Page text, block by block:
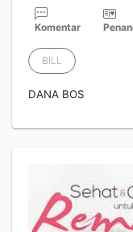
Komentar
BILL
DANA BOS